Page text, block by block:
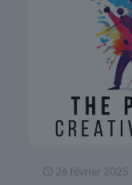
26 février 2025